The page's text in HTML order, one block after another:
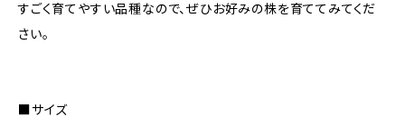
すごく育てやすい品種なので、ぜひお好みの株を育ててみてくだ
さい。
■サイズ